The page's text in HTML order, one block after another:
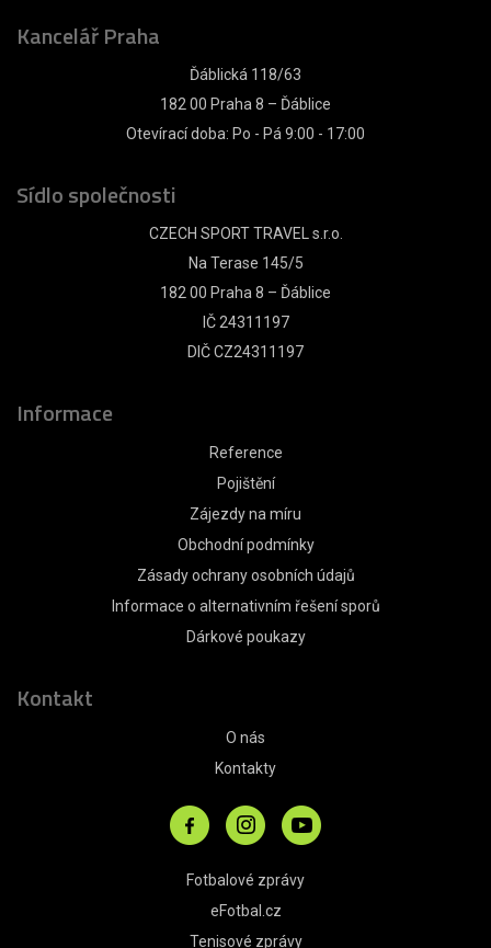
Kancelář Praha
Ďáblická 118/63
182 00 Praha 8 – Ďáblice
Otevírací doba: Po - Pá 9:00 - 17:00
Sídlo společnosti
CZECH SPORT TRAVEL s.r.o.
Na Terase 145/5
182 00 Praha 8 – Ďáblice
IČ 24311197
DIČ CZ24311197
Informace
Reference
Pojištění
Zájezdy na míru
Obchodní podmínky
Zásady ochrany osobních údajů
Informace o alternativním řešení sporů
Dárkové poukazy
Kontakt
O nás
Kontakty
Fotbalové zprávy
eFotbal.cz
Tenisové zprávy